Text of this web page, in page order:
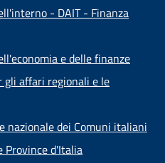
- DAIT - Finanza
e delle finanze
gli affari regionali e le
nazionale dei Comuni italiani
Province d'Italia